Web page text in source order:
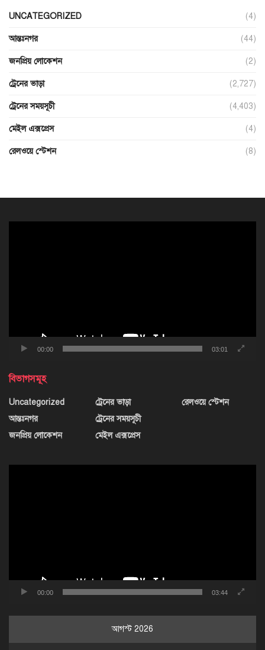
UNCATEGORIZED (4)
আন্তঃনগর (44)
জনপ্রিয় লোকেশন (2)
ট্রেনের ভাড়া (2,727)
ট্রেনের সময়সূচী (4,403)
মেইল এক্সপ্রেস (4)
রেলওয়ে স্টেশন (8)
00:00 03:01
বিভাগসমূহ
Uncategorized
আন্তঃনগর
জনপ্রিয় লোকেশন
ট্রেনের ভাড়া
ট্রেনের সময়সূচী
মেইল এক্সপ্রেস
রেলওয়ে স্টেশন
00:00 03:44
আগস্ট 2026